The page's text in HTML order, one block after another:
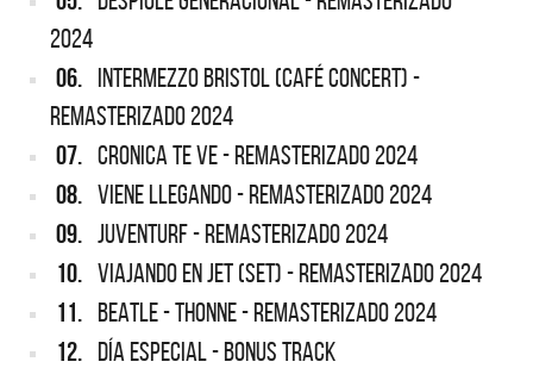
2024
06. INTERMEZZO BRISTOL (CAFÉ CONCERT) -
REMASTERIZADO 2024
07. CRONICA TE VE - REMASTERIZADO 2024
08. VIENE LLEGANDO - REMASTERIZADO 2024
09. JUVENTURF - REMASTERIZADO 2024
10. VIAJANDO EN JET (SET) - REMASTERIZADO 2024
11. BEATLE - THONNE - REMASTERIZADO 2024
12. DÍA ESPECIAL - BONUS TRACK